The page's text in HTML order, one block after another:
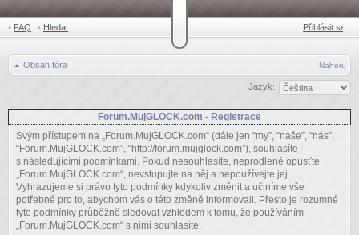
• FAQ • Hledat Přihlásit se
Obsah fóra Nahoru
Jazyk:
Forum.MujGLOCK.com - Registrace
Svým přístupem na „Forum.MujGLOCK.com“ (dále jen “my”, “naše”, “nás”,
“Forum.MujGLOCK.com”, “http://forum.mujglock.com”), souhlasíte
s následujícími podmínkami. Pokud nesouhlasíte, neprodleně opusťte
„Forum.MujGLOCK.com“, nevstupujte na něj a nepoužívejte jej.
Vyhrazujeme si právo tyto podmínky kdykoliv změnit a učiníme vše
potřebné pro to, abychom vás o této změně informovali. Přesto je rozumné
tyto podmínky průběžně sledovat vzhledem k tomu, že používáním
„Forum.MujGLOCK.com“ s nimi souhlasíte.